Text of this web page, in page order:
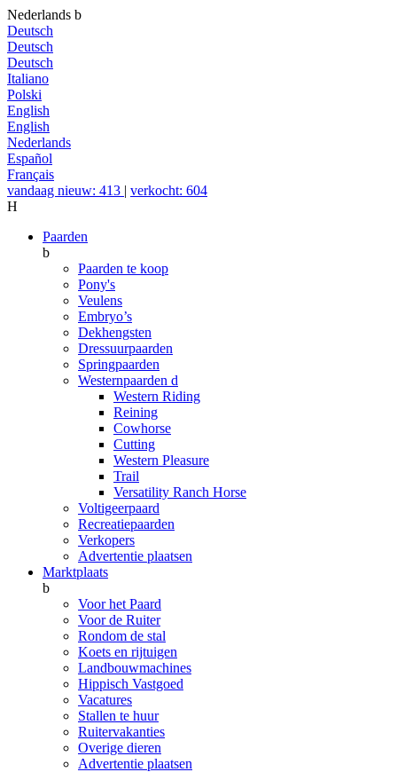
Nederlands b
Deutsch
Deutsch
Deutsch
Italiano
Polski
English
English
Nederlands
Español
Français
vandaag nieuw: 413 | verkocht: 604
H
Paarden
b
Paarden te koop
Pony's
Veulens
Embryo’s
Dekhengsten
Dressuurpaarden
Springpaarden
Westernpaarden d
Western Riding
Reining
Cowhorse
Cutting
Western Pleasure
Trail
Versatility Ranch Horse
Voltigeerpaard
Recreatiepaarden
Verkopers
Advertentie plaatsen
Marktplaats
b
Voor het Paard
Voor de Ruiter
Rondom de stal
Koets en rijtuigen
Landbouwmachines
Hippisch Vastgoed
Vacatures
Stallen te huur
Ruitervakanties
Overige dieren
Advertentie plaatsen